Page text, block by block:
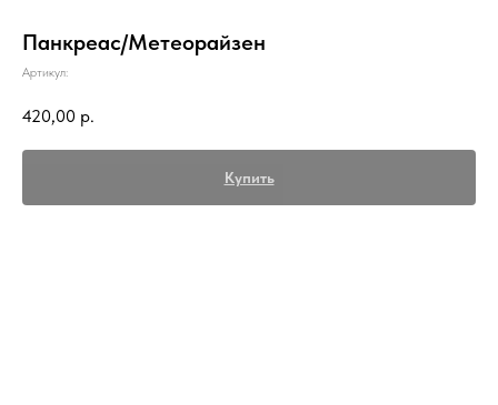
Панкреас/Метеорайзен
Артикул:
420,00 р.
Купить